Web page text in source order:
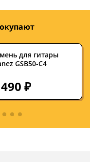
для гитары
GSB50-C4
₽